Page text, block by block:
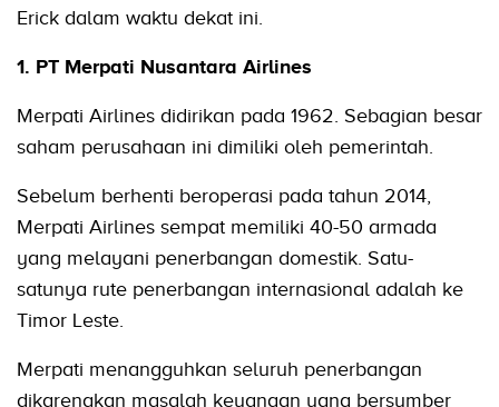
Erick dalam waktu dekat ini.
1. PT Merpati Nusantara Airlines
Merpati Airlines didirikan pada 1962. Sebagian besar
saham perusahaan ini dimiliki oleh pemerintah.
Sebelum berhenti beroperasi pada tahun 2014,
Merpati Airlines sempat memiliki 40-50 armada
yang melayani penerbangan domestik. Satu-
satunya rute penerbangan internasional adalah ke
Timor Leste.
Merpati menangguhkan seluruh penerbangan
dikarenakan masalah keuangan yang bersumber